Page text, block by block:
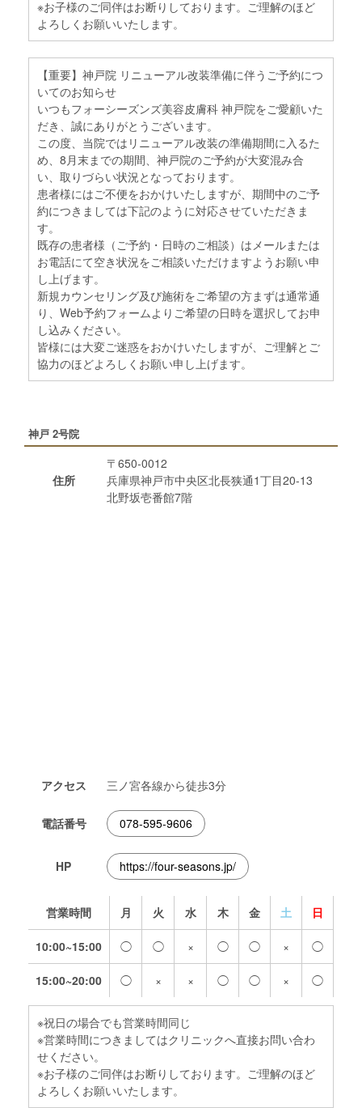
※お子様のご同伴はお断りしております。ご理解のほど
よろしくお願いいたします。
【重要】神戸院 リニューアル改装準備に伴うご予約につ
いてのお知らせ
いつもフォーシーズンズ美容皮膚科 神戸院をご愛顧いた
だき、誠にありがとうございます。
この度、当院ではリニューアル改装の準備期間に入るた
め、8月末までの期間、神戸院のご予約が大変混み合
い、取りづらい状況となっております。
患者様にはご不便をおかけいたしますが、期間中のご予
約につきましては下記のように対応させていただきま
す。
既存の患者様（ご予約・日時のご相談）はメールまたは
お電話にて空き状況をご相談いただけますようお願い申
し上げます。
新規カウンセリング及び施術をご希望の方まずは通常通
り、Web予約フォームよりご希望の日時を選択してお申
し込みください。
皆様には大変ご迷惑をおかけいたしますが、ご理解とご
協力のほどよろしくお願い申し上げます。
神戸 2号院
住所
〒650-0012
兵庫県神戸市中央区北長狭通1丁目20-13
北野坂壱番館7階
アクセス 三ノ宮各線から徒歩3分
電話番号 078-595-9606
HP https://four-seasons.jp/
営業時間 月 火 水 木 金 土 日
10:00~15:00 ◯ ◯ × ◯ ◯ × ◯
15:00~20:00 ◯ × × ◯ ◯ × ◯
※祝日の場合でも営業時間同じ
※営業時間につきましてはクリニックへ直接お問い合わ
せください。
※お子様のご同伴はお断りしております。ご理解のほど
よろしくお願いいたします。